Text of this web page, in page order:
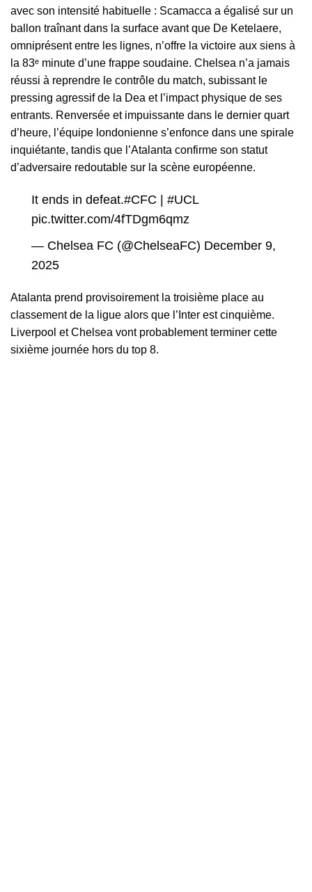
avec son intensité habituelle : Scamacca a égalisé sur un
ballon traînant dans la surface avant que De Ketelaere,
omniprésent entre les lignes, n’offre la victoire aux siens à
la 83ᵉ minute d’une frappe soudaine. Chelsea n’a jamais
réussi à reprendre le contrôle du match, subissant le
pressing agressif de la Dea et l’impact physique de ses
entrants. Renversée et impuissante dans le dernier quart
d’heure, l’équipe londonienne s’enfonce dans une spirale
inquiétante, tandis que l’Atalanta confirme son statut
d’adversaire redoutable sur la scène européenne.
It ends in defeat.#CFC
#UCL
pic.twitter.com/4fTDgm6qmz
— Chelsea FC (@ChelseaFC) December 9,
2025
Atalanta prend provisoirement la troisième place au
classement de la ligue alors que l’Inter est cinquième.
Liverpool et Chelsea vont probablement terminer cette
sixième journée hors du top 8.